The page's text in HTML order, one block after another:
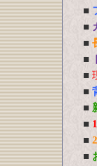
■
■
■
■
■
■
■
■
■
■